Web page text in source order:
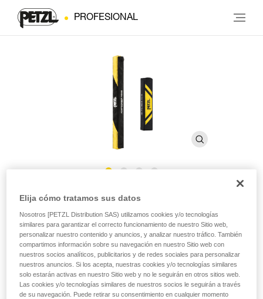
PROFESIONAL
Funda ASAP’SORBER AXESS
Funda de recambio para absorbedor de energía
ASAP’SORBER AXESS
Funda de recambio para absorbedor de energía
ASAP’SORBER AXESS. Varias referencias disponibles en
función de la generación de ASAP’SORBER AXESS.
Elija cómo tratamos sus datos
Nosotros [PETZL Distribution SAS) utilizamos cookies y/o tecnologías
similares para garantizar el correcto funcionamiento de nuestro Sitio web,
personalizar nuestro contenido y anuncios, y analizar nuestro tráfico. También
compartimos información sobre su navegación en nuestro Sitio web con
nuestros socios analíticos, publicitarios y de redes sociales para personalizar
nuestros anuncios. Si los acepta, nuestras cookies y/o tecnologías similares
solo estarán activas en nuestro Sitio web y no le seguirán en otros sitios web.
Las cookies y/o tecnologías similares de nuestros socios le seguirán a través
de su navegación. Puede retirar su consentimiento en cualquier momento